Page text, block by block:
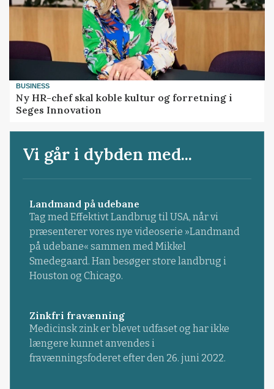
BUSINESS
Ny HR-chef skal koble kultur og forretning i
Seges Innovation
Vi går i dybden med...
Landmand på udebane
Tag med Effektivt Landbrug til USA, når vi
præsenterer vores nye videoserie »Landmand
på udebane« sammen med Mikkel
Smedegaard. Han besøger store landbrug i
Houston og Chicago.
Zinkfri fravænning
Medicinsk zink er blevet udfaset og har ikke
længere kunnet anvendes i
fravænningsfoderet efter den 26. juni 2022.